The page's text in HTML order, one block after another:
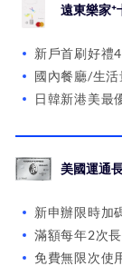
遠東樂家⁺
新戶首刷好禮
國內餐廳/生
日韓新港美最
美國運通
新申辦限時加
滿額每年2次
免費無限次使